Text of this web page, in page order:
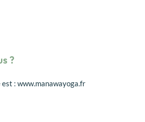
?
est : www.manawayoga.fr